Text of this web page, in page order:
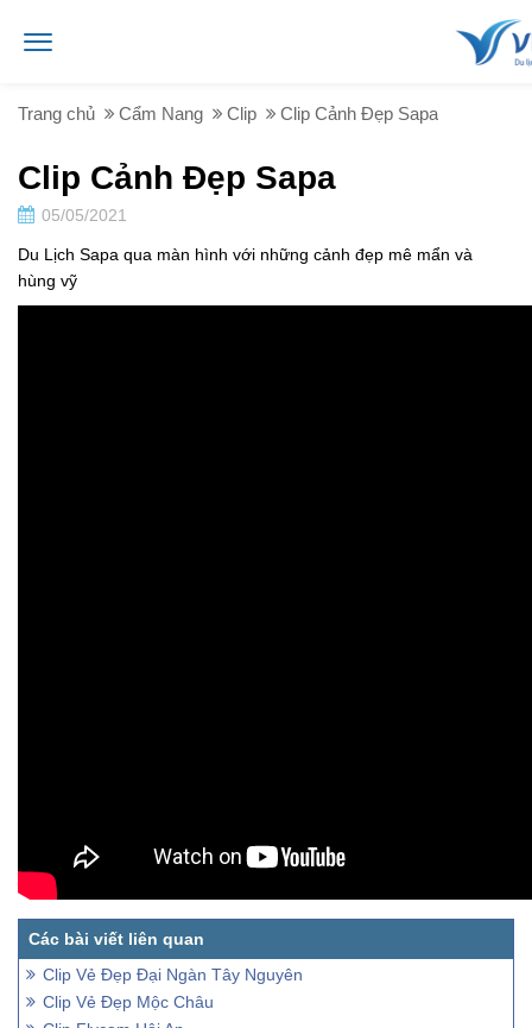
Trang chủ Cẩm Nang Clip Clip Cảnh Đẹp Sapa
Clip Cảnh Đẹp Sapa
05/05/2021
Du Lịch Sapa qua màn hình với những cảnh đẹp mê mẩn và
hùng vỹ
Clip Vẻ Đẹp Đại Ngàn Tây Nguyên
Clip Vẻ Đẹp Mộc Châu